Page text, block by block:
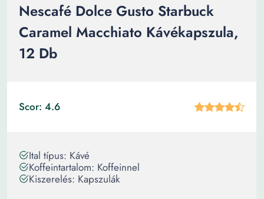
Nescafé Dolce Gusto Starbuck
Caramel Macchiato Kávékapszula,
12 Db
Scor: 4.6
Ital típus: Kávé
Koffeintartalom: Koffeinnel
Kiszerelés: Kapszulák